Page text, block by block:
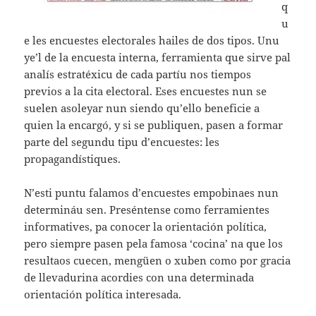
q
u
e les encuestes electorales hailes de dos tipos. Unu
ye’l de la encuesta interna, ferramienta que sirve pal
analís estratéxicu de cada partíu nos tiempos
previos a la cita electoral. Eses encuestes nun se
suelen asoleyar nun siendo qu’ello beneficie a
quien la encargó, y si se publiquen, pasen a formar
parte del segundu tipu d’encuestes: les
propagandístiques.
N’esti puntu falamos d’encuestes empobinaes nun
determináu sen. Preséntense como ferramientes
informatives, pa conocer la orientación política,
pero siempre pasen pela famosa ‘cocina’ na que los
resultaos cuecen, mengüen o xuben como por gracia
de llevadurina acordies con una determinada
orientación política interesada.